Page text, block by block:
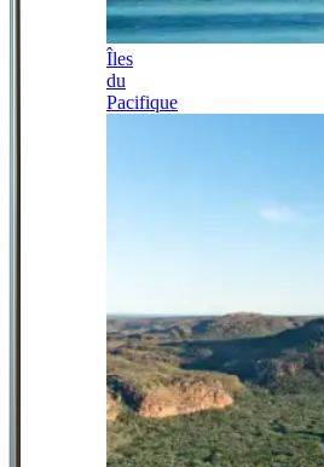
Îles
du
Pacifique